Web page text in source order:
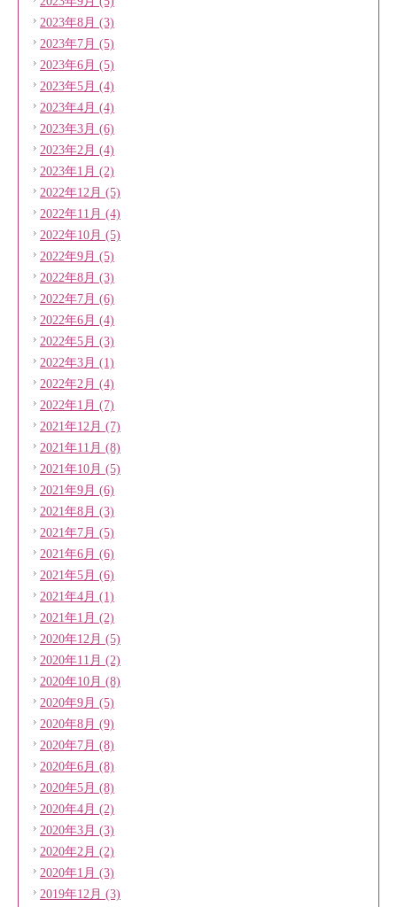
2023年8月 (3)
2023年7月 (5)
2023年6月 (5)
2023年5月 (4)
2023年4月 (4)
2023年3月 (6)
2023年2月 (4)
2023年1月 (2)
2022年12月 (5)
2022年11月 (4)
2022年10月 (5)
2022年9月 (5)
2022年8月 (3)
2022年7月 (6)
2022年6月 (4)
2022年5月 (3)
2022年3月 (1)
2022年2月 (4)
2022年1月 (7)
2021年12月 (7)
2021年11月 (8)
2021年10月 (5)
2021年9月 (6)
2021年8月 (3)
2021年7月 (5)
2021年6月 (6)
2021年5月 (6)
2021年4月 (1)
2021年1月 (2)
2020年12月 (5)
2020年11月 (2)
2020年10月 (8)
2020年9月 (5)
2020年8月 (9)
2020年7月 (8)
2020年6月 (8)
2020年5月 (8)
2020年4月 (2)
2020年3月 (3)
2020年2月 (2)
2020年1月 (3)
2019年12月 (3)